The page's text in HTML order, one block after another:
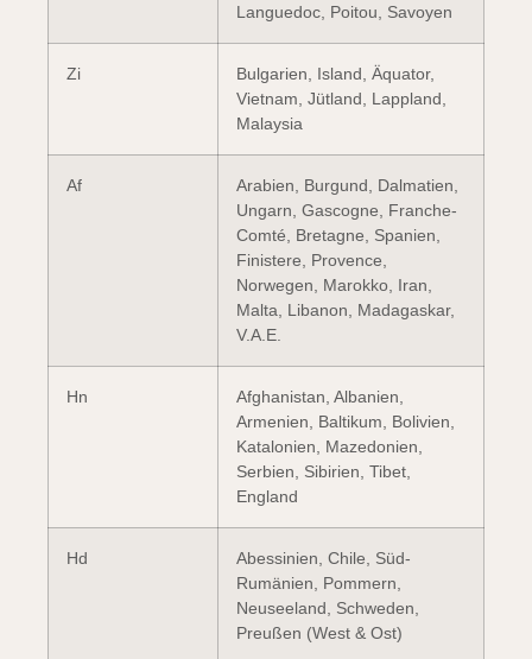
Languedoc, Poitou, Savoyen
Zi
Bulgarien, Island, Äquator,
Vietnam, Jütland, Lappland,
Malaysia
Af
Arabien, Burgund, Dalmatien,
Ungarn, Gascogne, Franche-
Comté, Bretagne, Spanien,
Finistere, Provence,
Norwegen, Marokko, Iran,
Malta, Libanon, Madagaskar,
V.A.E.
Hn
Afghanistan, Albanien,
Armenien, Baltikum, Bolivien,
Katalonien, Mazedonien,
Serbien, Sibirien, Tibet,
England
Hd
Abessinien, Chile, Süd-
Rumänien, Pommern,
Neuseeland, Schweden,
Preußen (West & Ost)